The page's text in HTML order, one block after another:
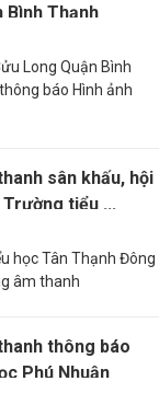
Bình Thạnh
Long Quận Bình
báo Hình ảnh
sân khấu, hội
tiểu ...
học Tân Thạnh Đông
âm thanh
thông báo
Phú Nhuận